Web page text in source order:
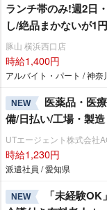
ランチ帯のみ!週2日
し/絶品まかないが1
豚山 横浜西口店
時給1,400円
アルバイト・パート / 神奈
NEW
医薬品・医
備/日払い/工場・製造
UTエージェント株式会社
時給1,230円
派遣社員 / 愛知県
NEW
「未経験